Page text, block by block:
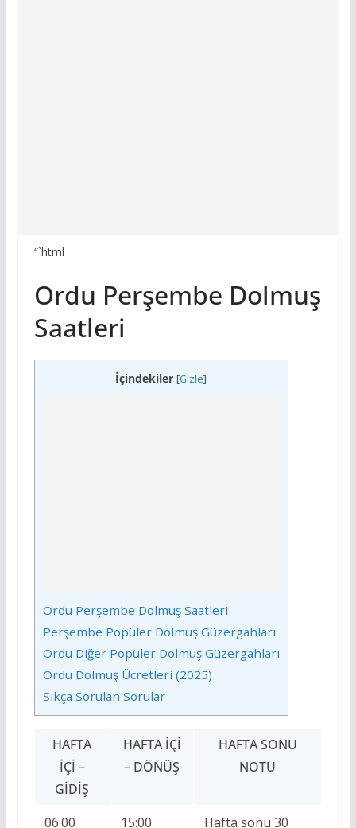
“`html
Ordu Perşembe Dolmuş
Saatleri
İçindekiler [Gizle]
Ordu Perşembe Dolmuş Saatleri
Perşembe Popüler Dolmuş Güzergahları
Ordu Diğer Popüler Dolmuş Güzergahları
Ordu Dolmuş Ücretleri (2025)
Sıkça Sorulan Sorular
HAFTA
İÇI –
GIDIŞ
HAFTA İÇI
– DÖNÜŞ
HAFTA SONU
NOTU
06:00 15:00 Hafta sonu 30